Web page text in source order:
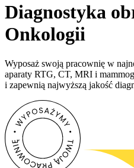
Diagnostyka
Onkologii
Wyposaż swoją pracownię w
aparaty RTG, CT, MRI i
i zapewnią najwyższą jakość